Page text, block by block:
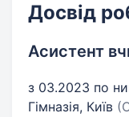
Досвід
Асистент
з 03.2023 по
Гімназія, Київ